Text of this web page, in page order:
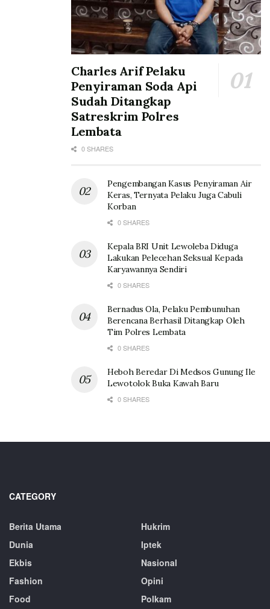
Charles Arif Pelaku
Penyiraman Soda Api
Sudah Ditangkap
Satreskrim Polres
Lembata
0 SHARES
Pengembangan Kasus Penyiraman Air
Keras, Ternyata Pelaku Juga Cabuli
Korban
0 SHARES
Kepala BRI Unit Lewoleba Diduga
Lakukan Pelecehan Seksual Kepada
Karyawannya Sendiri
0 SHARES
Bernadus Ola, Pelaku Pembunuhan
Berencana Berhasil Ditangkap Oleh
Tim Polres Lembata
0 SHARES
Heboh Beredar Di Medsos Gunung Ile
Lewotolok Buka Kawah Baru
0 SHARES
CATEGORY
Berita Utama
Dunia
Ekbis
Fashion
Food
Hukrim
Iptek
Nasional
Opini
Polkam